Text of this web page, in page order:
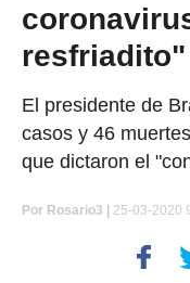
resfriadito"
El presidente de
casos y 46
que dictaron el
Por Rosario3 | 25-03-2020